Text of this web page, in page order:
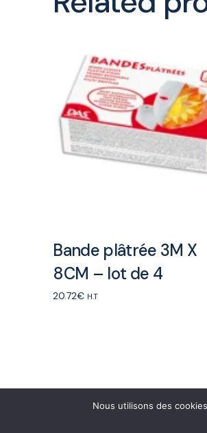
Bande plâtrée 3M X
8CM – lot de 4
20.72€ H.T
Nous utilisons des